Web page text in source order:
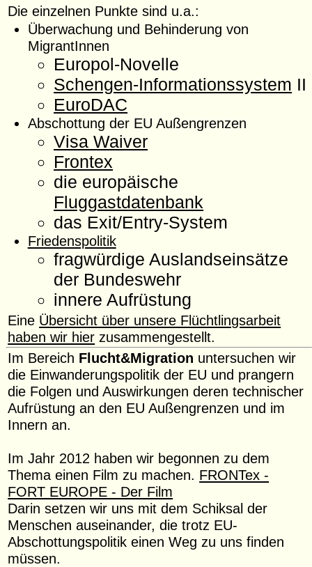
Die einzelnen Punkte sind u.a.:
Überwachung und Behinderung von
MigrantInnen
Europol-Novelle
Schengen-Informationssystem II
EuroDAC
Abschottung der EU Außengrenzen
Visa Waiver
Frontex
die europäische
Fluggastdatenbank
das Exit/Entry-System
Friedenspolitik
fragwürdige Auslandseinsätze
der Bundeswehr
innere Aufrüstung
Eine Übersicht über unsere Flüchtlingsarbeit
haben wir hier zusammengestellt.
Im Bereich Flucht&Migration untersuchen wir
die Einwanderungspolitik der EU und prangern
die Folgen und Auswirkungen deren technischer
Aufrüstung an den EU Außengrenzen und im
Innern an.
Im Jahr 2012 haben wir begonnen zu dem
Thema einen Film zu machen. FRONTex -
FORT EUROPE - Der Film
Darin setzen wir uns mit dem Schiksal der
Menschen auseinander, die trotz EU-
Abschottungspolitik einen Weg zu uns finden
müssen.